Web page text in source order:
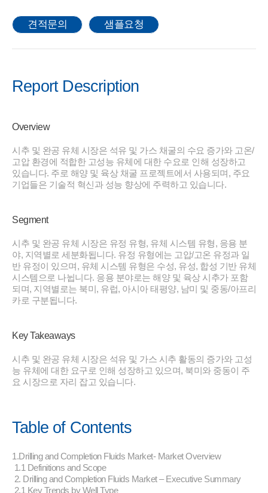
견적문의 샘플요청
Report Description
Overview
시추 및 완공 유체 시장은 석유 및 가스 채굴의 수요 증가와 고온/
고압 환경에 적합한 고성능 유체에 대한 수요로 인해 성장하고
있습니다. 주로 해양 및 육상 채굴 프로젝트에서 사용되며, 주요
기업들은 기술적 혁신과 성능 향상에 주력하고 있습니다.
Segment
시추 및 완공 유체 시장은 유정 유형, 유체 시스템 유형, 응용 분
야, 지역별로 세분화됩니다. 유정 유형에는 고압/고온 유정과 일
반 유정이 있으며, 유체 시스템 유형은 수성, 유성, 합성 기반 유체
시스템으로 나뉩니다. 응용 분야로는 해양 및 육상 시추가 포함
되며, 지역별로는 북미, 유럽, 아시아 태평양, 남미 및 중동/아프리
카로 구분됩니다.
Key Takeaways
시추 및 완공 유체 시장은 석유 및 가스 시추 활동의 증가와 고성
능 유체에 대한 요구로 인해 성장하고 있으며, 북미와 중동이 주
요 시장으로 자리 잡고 있습니다.
Table of Contents
1.Drilling and Completion Fluids Market- Market Overview
1.1 Definitions and Scope
2. Drilling and Completion Fluids Market – Executive Summary
2.1 Key Trends by Well Type